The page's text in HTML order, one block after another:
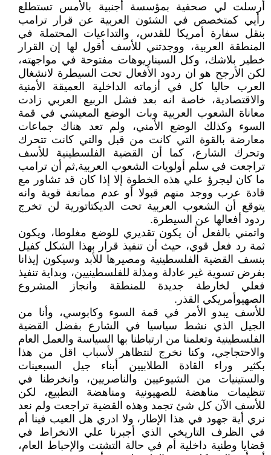
أرسلت لي صحفية بمؤسسة أجنبية بالأمس تستطلع
رأيي كمتخصص في الشئون العربية عن قرار ترامب
بنقل سفارة أمريكا للقدس، والتداعيات المحتملة في
المنطقة العربية، ووجدتني للأسف أقول لها إن القرار
خطير بلاشك، وكل السيناريوهات مفتوحة في مواجهته،
لكن الأرجح هو ان ردود الأفعال تحت السيطرة لانشغال
العرب حاليا كل في أزماته الداخلية العميقة الأمنية
والاقتصادية، خاصة انه بعد فشل الربيع العربي زادت
معاناة الشعوب العربية وبات الوضع المعيشي في قمة
السوء وكذلك الوضع الأمني، ولم تعد هناك جماعات
معارضة بالقوة التي كانت من قبل والتي كانت تتحرك
وتحرك الشارع، كما أن القضية الفلسطينية للأسف
تراجعت في سلم أولويات الشعوب العربية,ثم أن ترامب
ما كان ليجرؤ علي هذه الخطوة إلا إذا كان قد تشاور مع
قادة عرب ووجد منهم قبولا أو عدم ممانعة قوية وانه
يتوقع أن الشعوب العربية تحت الديكتاتورية لن تخرج
ردود أفعالها عن السيطرة.
واتمني بالفعل أن يكون تقديري للوضع مغلوطا، ويكون
ثمة رد فعل قوي، حيث أن تنفيذ قرار بهذا الشكل كفيل
بنسف القضية الفلسطينية ومصيرها للأبد وسيكون إيذانا
بفرض تسوية غير عادلة ومذلة للفلسطينيين، وبداية تنفيذ
فعلي لخارطة جديدة للمنطقة وانجاز المشروع
الصهيوأمريكي القذر.
للأسف يبدو الأمر في قمة السوء وكابوسي، وأنا من
الجيل الذي نشط سياسيا في الشارع بفضل القضية
الفلسطينية وتعلمنا من ارتباطنا بها السياسة والعمل العام
والاحتجاجي، وكنا نخرج لنتظاهر لأسباب اقل من هذا
بكثير وراء القادة الطلابيين أبناء جيل السبعينات
والستينيات من الشيوعيين والناصريين، وانخرطنا في
تنظيمات مناهضة للصهيونية ومناهضة التطبيع، لكن
للأسف الآن كل شئ تجمد وهذه القضية تراجعت ولم نعد
نري أية جهود في هذا الإطار، ولا ادري هل العيب فينا أم
في الظرف التاريخي الذي أجبرنا علي الانخراط في
قضايا وطنية داخلية أم في حالة التشتت والإحباط العام،